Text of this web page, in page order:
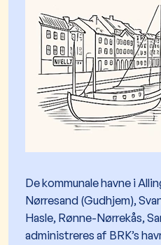
De kommunale havne i
Nørresand (Gudhjem),
Hasle, Rønne-Nørrekås,
administreres af BRK’s